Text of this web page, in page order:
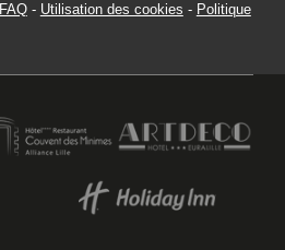
FAQ- Utilisation des cookies - Politique